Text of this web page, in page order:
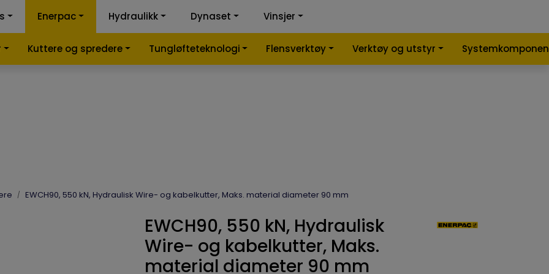
kalkulator Sammenlign
Enerpac
Kuttere og spredere Tungløfteteknologi Flensverktøy Verktøy og utstyr
Hydraulikk Dynaset Vinsjer
EWCH90, 550 kN, Hydraulisk Wire- og kabelkutter, Maks. material diameter 90 mm
EWCH90, 550 kN, Hydraulisk
Wire- og kabelkutter, Maks.
material diameter 90 mm